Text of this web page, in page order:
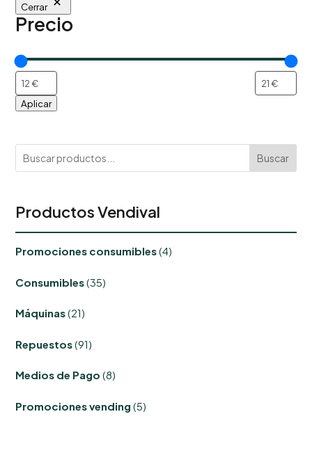
Cerrar
Precio
Aplicar
Buscar
Productos Vendival
Promociones consumibles 44
productos
Consumibles 35
productos
Máquinas 2121
productos
Repuestos 91
productos
Medios de Pago 88
productos
Promociones vending 5
productos